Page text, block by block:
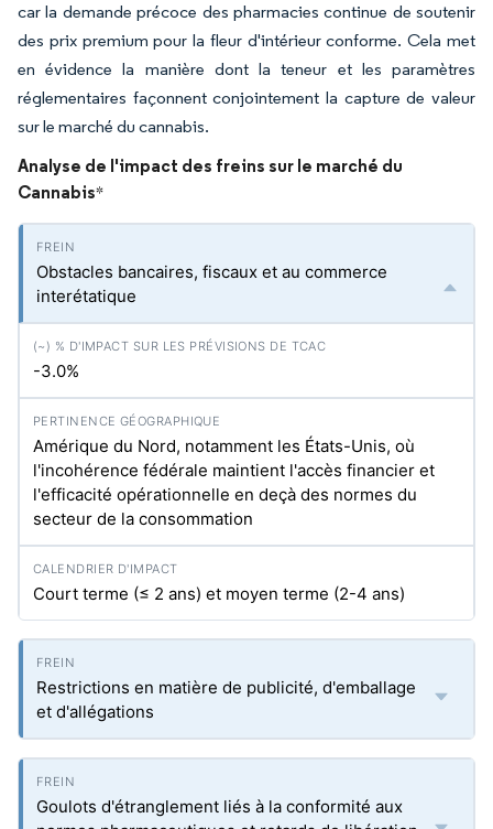
car la demande précoce des pharmacies continue de soutenir
des prix premium pour la fleur d'intérieur conforme. Cela met
en évidence la manière dont la teneur et les paramètres
réglementaires façonnent conjointement la capture de valeur
sur le marché du cannabis.
Analyse de l'impact des freins sur le marché du
Cannabis*
Obstacles bancaires, fiscaux et au commerce
interétatique
-3.0%
Amérique du Nord, notamment les États-Unis, où
l'incohérence fédérale maintient l'accès financier et
l'efficacité opérationnelle en deçà des normes du
secteur de la consommation
Court terme (≤ 2 ans) et moyen terme (2-4 ans)
Restrictions en matière de publicité, d'emballage
et d'allégations
Goulots d'étranglement liés à la conformité aux